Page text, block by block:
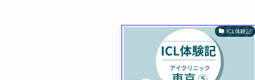
ICL体験記